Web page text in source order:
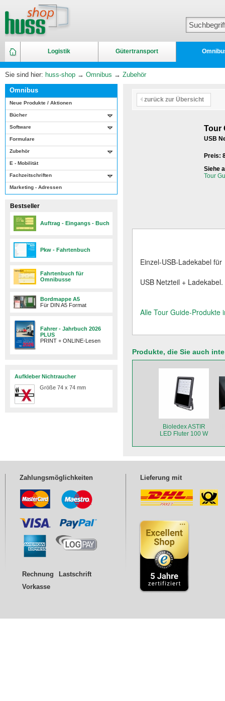
Logistik Gütertransport
Sie sind hier: huss-shop → Omnibus → Zubehör
Omnibus
Neue Produkte / Aktionen
Bücher
Software
Formulare
Zubehör
E - Mobilität
Fachzeitschriften
Marketing - Adressen
Bestseller
Auftrag - Eingangs - Buch
Pkw - Fahrtenbuch
Fahrtenbuch für
Omnibusse
Bordmappe A5
Für DIN A5 Format
Fahrer - Jahrbuch 2026
PLUS
PRINT + ONLINE-Lesen
Aufkleber Nichtraucher
Größe 74 x 74 mm
zurück zur Übersicht
Tour
USB
Preis:
Siehe
Tour
Einzel-USB-Ladekabel
USB Netzteil + Ladekabel.
Alle Tour Guide-Produkte
Produkte, die Sie auch
Bioledex ASTIR
LED Fluter 100 W
Zahlungsmöglichkeiten
Rechnung
Lastschrift
Vorkasse
Lieferung mit